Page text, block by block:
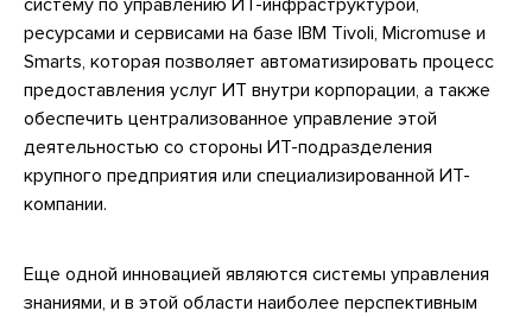
ресурсами и сервисами на базе IBM Tivoli, Micromuse и
Smarts, которая позволяет автоматизировать процесс
предоставления услуг ИТ внутри корпорации, а также
обеспечить централизованное управление этой
деятельностью со стороны ИТ-подразделения
крупного предприятия или специализированной ИТ-
компании.
Еще одной инновацией являются системы управления
знаниями, и в этой области наиболее перспективным